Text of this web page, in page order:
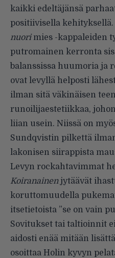
kaikki edeltäjänsä
positiivisella kehityksellä.
nuorimies -kappaleiden
putromainen kerronta
balanssissa huumoria ja
ovat levyllä helposti
ilman sitä väkinäisen
runoilijaestetiikkaa,
liian usein. Niissä on
Sundqvistin pilkettä
lakonisen siirappista
Levyn rockahtavimmat
Koiranainenjytäävät
koruttomuudella
itsetietoista ”se on vain
Sovitukset tai taltioinnit
aidosti enää mitään
osoittaa Holin kyvyn